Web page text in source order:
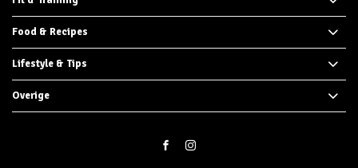
Food & Recipes
Lifestyle & Tips
Overige